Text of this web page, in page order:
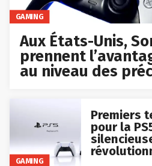
GAMING
Aux États-Unis,
prennent
au niveau des
GAMING
Premiers
pour la